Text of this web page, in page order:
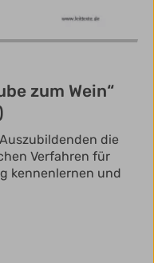
zum Wein“
die
Verfahren für
kennenlernen und